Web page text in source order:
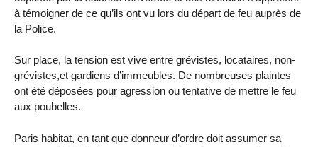
à témoigner de ce qu’ils ont vu lors du départ de feu auprès de
la Police.
Sur place, la tension est vive entre grévistes, locataires, non-
grévistes,et gardiens d’immeubles. De nombreuses plaintes
ont été déposées pour agression ou tentative de mettre le feu
aux poubelles.
Paris habitat, en tant que donneur d’ordre doit assumer sa